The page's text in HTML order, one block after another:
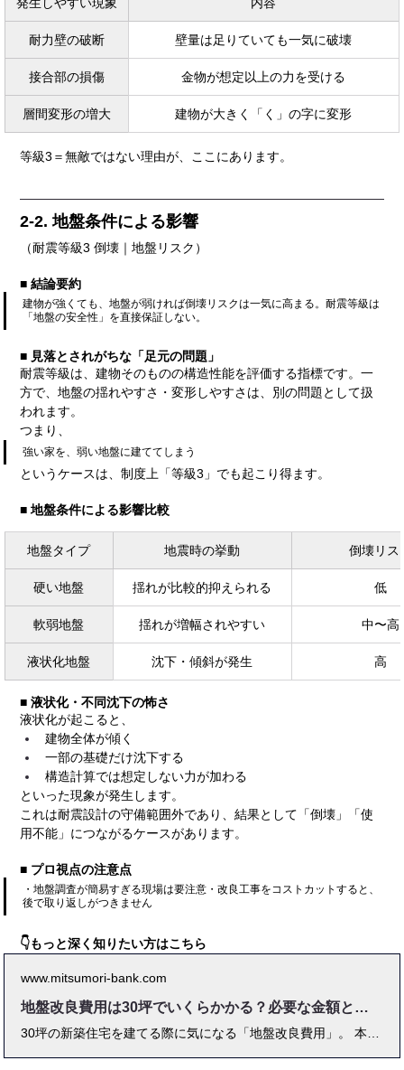
耐力壁の破断 壁量は足りていても一気に破壊
接合部の損傷 金物が想定以上の力を受ける
層間変形の増大 建物が大きく「く」の字に変形
等級3＝無敵ではない理由が、ここにあります。
2-2. 地盤条件による影響
（耐震等級3 倒壊｜地盤リスク）
■ 結論要約
建物が強くても、地盤が弱ければ倒壊リスクは一気に高まる。耐震等級は
「地盤の安全性」を直接保証しない。
■ 見落とされがちな「足元の問題」
耐震等級は、建物そのものの構造性能を評価する指標です。一
方で、地盤の揺れやすさ・変形しやすさは、別の問題として扱
われます。
つまり、
強い家を、弱い地盤に建ててしまう
というケースは、制度上「等級3」でも起こり得ます。
■ 地盤条件による影響比較
地盤タイプ 地震時の挙動 倒壊リス
硬い地盤 揺れが比較的抑えられる 低
軟弱地盤 揺れが増幅されやすい 中〜高
液状化地盤 沈下・傾斜が発生 高
■ 液状化・不同沈下の怖さ
液状化が起こると、
建物全体が傾く
一部の基礎だけ沈下する
構造計算では想定しない力が加わる
といった現象が発生します。
これは耐震設計の守備範囲外であり、結果として「倒壊」「使
用不能」につながるケースがあります。
■ プロ視点の注意点
・地盤調査が簡易すぎる現場は要注意・改良工事をコストカットすると、
後で取り返しがつきません
👇もっと深く知りたい方はこちら
www.mitsumori-bank.com
地盤改良費用は30坪でいくらかかる？必要な金額と相場